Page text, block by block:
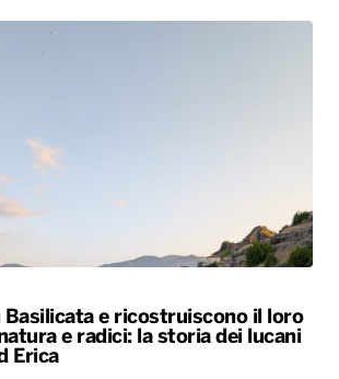
Basilicata e ricostruiscono il loro
e radici: la storia dei lucani
Erica